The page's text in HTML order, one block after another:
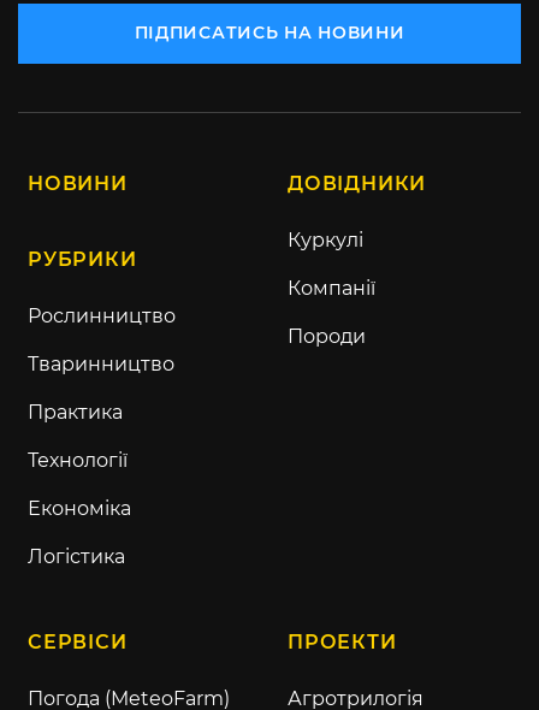
ПІДПИСАТИСЬ НА НОВИНИ
НОВИНИ
РУБРИКИ
Рослинництво
Тваринництво
Практика
Технології
Економіка
Логістика
ДОВІДНИКИ
Куркулі
Компанії
Породи
СЕРВІСИ
Погода (MeteoFarm)
ПРОЕКТИ
Агротрилогія